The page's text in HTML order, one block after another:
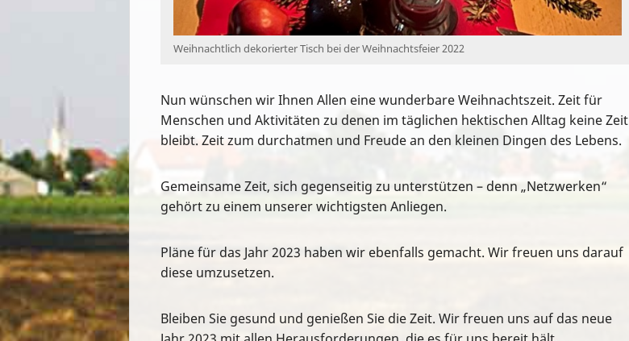
Weihnachtlich dekorierter Tisch bei der Weihnachtsfeier 2022
Nun wünschen wir Ihnen Allen eine wunderbare Weihnachtszeit. Zeit für
Menschen und Aktivitäten zu denen im täglichen hektischen Alltag keine Zeit
bleibt. Zeit zum durchatmen und Freude an den kleinen Dingen des Lebens.
Gemeinsame Zeit, sich gegenseitig zu unterstützen – denn „Netzwerken“
gehört zu einem unserer wichtigsten Anliegen.
Pläne für das Jahr 2023 haben wir ebenfalls gemacht. Wir freuen uns darauf
diese umzusetzen.
Bleiben Sie gesund und genießen Sie die Zeit. Wir freuen uns auf das neue